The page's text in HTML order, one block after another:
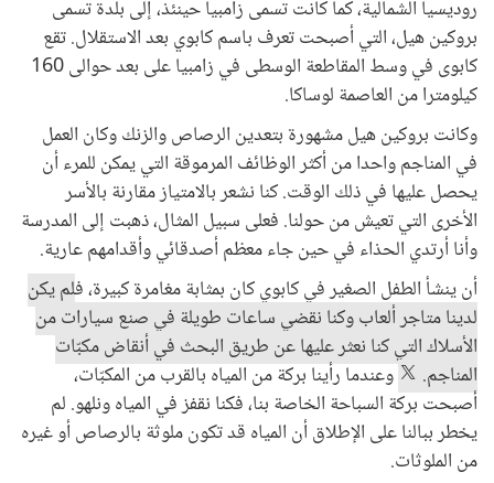
روديسيا الشمالية، كما كانت تسمى زامبيا حينئذ، إلى بلدة تسمى
بروكين هيل، التي أصبحت تعرف باسم كابوي بعد الاستقلال. تقع
كابوى في وسط المقاطعة الوسطى في زامبيا على بعد حوالى 160
كيلومترا من العاصمة لوساكا.
وكانت بروكين هيل مشهورة بتعدين الرصاص والزنك وكان العمل
في المناجم واحدا من أكثر الوظائف المرموقة التي يمكن للمرء أن
يحصل عليها في ذلك الوقت. كنا نشعر بالامتياز مقارنة بالأسر
الأخرى التي تعیش من حولنا. فعلى سبيل المثال، ذهبت إلى المدرسة
وأنا أرتدي الحذاء في حين جاء معظم أصدقائي وأقدامهم عارية.
أن ينشأ الطفل الصغير في كابوي كان بمثابة مغامرة كبيرة، فلم يكن
لدينا متاجر ألعاب وكنا نقضي ساعات طويلة في صنع سيارات من
الأسلاك التي كنا نعثر عليها عن طريق البحث في أنقاض مكبّات
المناجم.
وعندما رأينا بركة من المياه بالقرب من المكبّات،
أصبحت بركة السباحة الخاصة بنا، فكنا نقفز في المياه ونلهو. لم
يخطر ببالنا على الإطلاق أن المياه قد تكون ملوثة بالرصاص أو غيره
من الملوثات.